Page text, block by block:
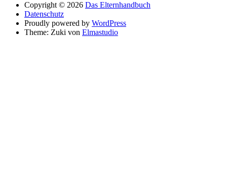
Copyright © 2026 Das Elternhandbuch
Datenschutz
Proudly powered by WordPress
Theme: Zuki von Elmastudio